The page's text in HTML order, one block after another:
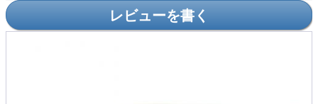
レビューを書く